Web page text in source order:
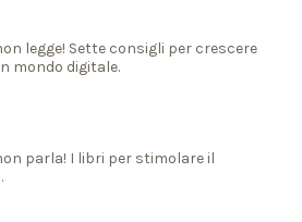
legge! Sette consigli per crescere
mondo digitale.
parla! I libri per stimolare il